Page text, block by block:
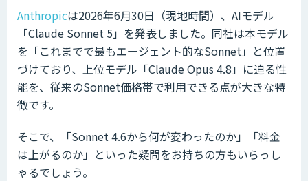
Anthropicは2026年6月30日（現地時間）、AIモデル
「Claude Sonnet 5」を発表しました。同社は本モデル
を「これまでで最もエージェント的なSonnet」と位置
づけており、上位モデル「Claude Opus 4.8」に迫る性
能を、従来のSonnet価格帯で利用できる点が大きな特
徴です。
そこで、「Sonnet 4.6から何が変わったのか」「料金
は上がるのか」といった疑問をお持ちの方もいらっし
ゃるでしょう。